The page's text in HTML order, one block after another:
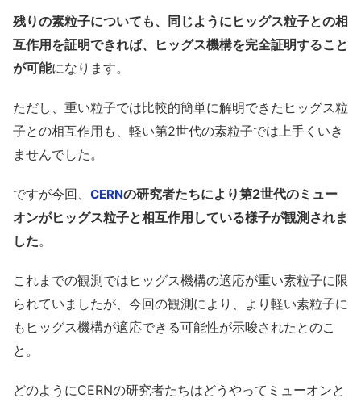
残りの素粒子についても、同じようにヒッグス粒子との相
互作用を証明できれば、ヒッグス機構を完全証明すること
が可能になります。
ただし、重い粒子では比較的簡単に解明できたヒッグス粒
子との相互作用も、軽い第2世代の素粒子では上手くいき
ませんでした。
ですが今回、 CERNの研究者たちにより第2世代のミュー
オンがヒッグス粒子と相互作用している様子が観測されま
した。
これまでの観測ではヒッグス機構の適応が重い素粒子に限
られていましたが、今回の観測により、より軽い素粒子に
もヒッグス機構が適応できる可能性が示唆されたとのこ
と。
どのようにCERNの研究者たちはどうやってミューオンと